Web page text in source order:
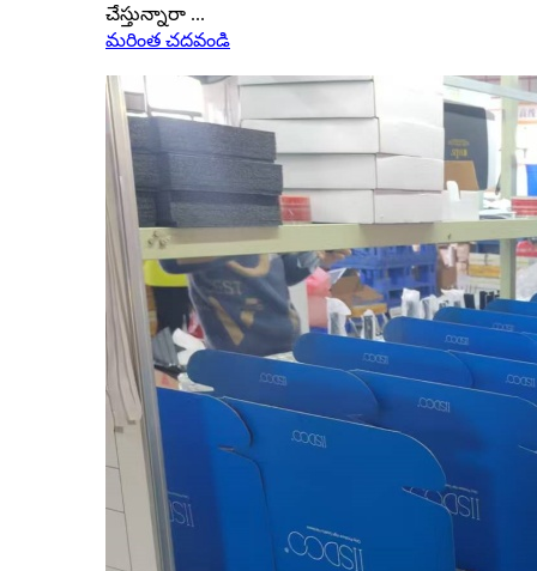
చేస్తున్నారా ...
మరింత చదవండి